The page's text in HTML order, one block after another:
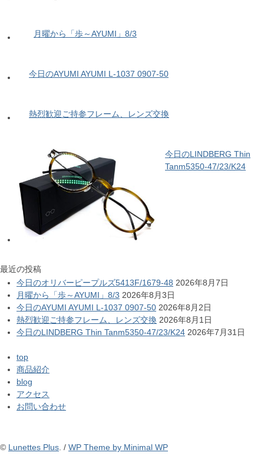
月曜から「歩～AYUMI」8/3
今日のAYUMI AYUMI L-1037 0907-50
熱烈歓迎ご持参フレーム、レンズ交換
今日のLINDBERG Thin
Tanm5350-47/23/K24
最近の投稿
今日のオリバーピープルズ5413F/1679-48 2026年8月7日
月曜から「歩～AYUMI」8/3 2026年8月3日
今日のAYUMI AYUMI L-1037 0907-50 2026年8月2日
熱烈歓迎ご持参フレーム、レンズ交換 2026年8月1日
今日のLINDBERG Thin Tanm5350-47/23/K24 2026年7月31日
top
商品紹介
blog
アクセス
お問い合わせ
© Lunettes Plus. / WP Theme by Minimal WP